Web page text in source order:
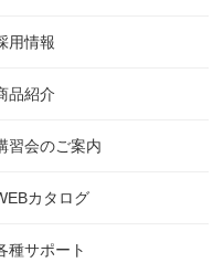
用情報
品紹介
習会のご案内
カタログ
種サポート